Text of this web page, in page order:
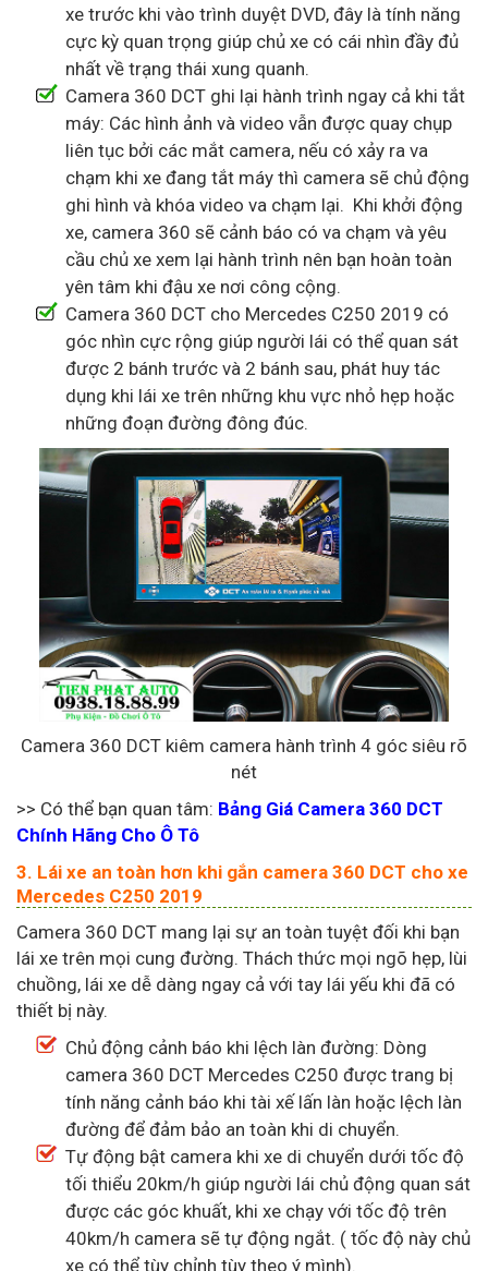
xe trước khi vào trình duyệt DVD, đây là tính năng
cực kỳ quan trọng giúp chủ xe có cái nhìn đầy đủ
nhất về trạng thái xung quanh.
Camera 360 DCT ghi lại hành trình ngay cả khi tắt
máy: Các hình ảnh và video vẫn được quay chụp
liên tục bởi các mắt camera, nếu có xảy ra va
chạm khi xe đang tắt máy thì camera sẽ chủ động
ghi hình và khóa video va chạm lại. Khi khởi động
xe, camera 360 sẽ cảnh báo có va chạm và yêu
cầu chủ xe xem lại hành trình nên bạn hoàn toàn
yên tâm khi đậu xe nơi công cộng.
Camera 360 DCT cho Mercedes C250 2019 có
góc nhìn cực rộng giúp người lái có thể quan sát
được 2 bánh trước và 2 bánh sau, phát huy tác
dụng khi lái xe trên những khu vực nhỏ hẹp hoặc
những đoạn đường đông đúc.
Camera 360 DCT kiêm camera hành trình 4 góc siêu rõ
nét
>> Có thể bạn quan tâm: Bảng Giá Camera 360 DCT
Chính Hãng Cho Ô Tô
3. Lái xe an toàn hơn khi gắn camera 360 DCT cho xe
Mercedes C250 2019
Camera 360 DCT mang lại sự an toàn tuyệt đối khi bạn
lái xe trên mọi cung đường. Thách thức mọi ngõ hẹp, lùi
chuồng, lái xe dễ dàng ngay cả với tay lái yếu khi đã có
thiết bị này.
Chủ động cảnh báo khi lệch làn đường: Dòng
camera 360 DCT Mercedes C250 được trang bị
tính năng cảnh báo khi tài xế lấn làn hoặc lệch làn
đường để đảm bảo an toàn khi di chuyển.
Tự động bật camera khi xe di chuyển dưới tốc độ
tối thiểu 20km/h giúp người lái chủ động quan sát
được các góc khuất, khi xe chạy với tốc độ trên
40km/h camera sẽ tự động ngắt. ( tốc độ này chủ
xe có thể tùy chỉnh tùy theo ý mình).